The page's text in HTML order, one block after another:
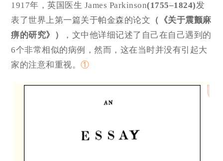
1917年，英国医生 James Parkinson(1755–1824)发
表了世界上第一篇关于帕金森的论文 （《关于震颤麻
痹的研究》）
，文中他详细记述了自己在自己遇到的
6个非常相似的病例，然而，这在当时并没有引起大
家的注意和重视。①